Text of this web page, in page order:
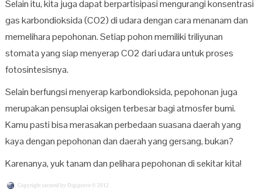
Selain itu, kita juga dapat berpartisipasi mengurangi konsentrasi
gas karbondioksida (CO2) di udara dengan cara menanam dan
memelihara pepohonan. Setiap pohon memiliki triliyunan
stomata yang siap menyerap CO2 dari udara untuk proses
fotosintesisnya.
Selain berfungsi menyerap karbondioksida, pepohonan juga
merupakan pensuplai oksigen terbesar bagi atmosfer bumi.
Kamu pasti bisa merasakan perbedaan suasana daerah yang
kaya dengan pepohonan dan daerah yang gersang, bukan?
Karenanya, yuk tanam dan pelihara pepohonan di sekitar kita!
Copyright secured by Digiprove © 2012